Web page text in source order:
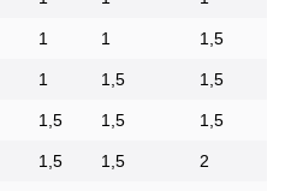
1 1 1,5
1 1,5 1,5
1,5 1,5 1,5
1,5 1,5 2